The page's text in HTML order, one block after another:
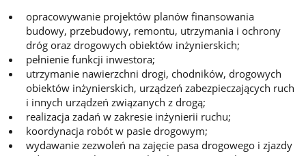
opracowywanie projektów planów finansowania
budowy, przebudowy, remontu, utrzymania i ochrony
dróg oraz drogowych obiektów inżynierskich;
pełnienie funkcji inwestora;
utrzymanie nawierzchni drogi, chodników, drogowych
obiektów inżynierskich, urządzeń zabezpieczających ruch
i innych urządzeń związanych z drogą;
realizacja zadań w zakresie inżynierii ruchu;
koordynacja robót w pasie drogowym;
wydawanie zezwoleń na zajęcie pasa drogowego i zjazdy